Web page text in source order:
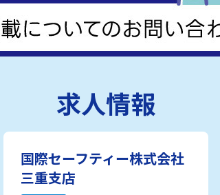
求人情報
国際セーフティー株式会社
三重支店